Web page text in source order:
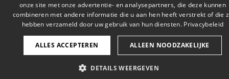
onze site met onze advertentie- en analysepartners, die deze kunnen
combineren met andere informatie die u aan hen heeft verstrekt of die
hebben verzameld door uw gebruik van hun diensten. Privacybeleid
ALLES ACCEPTEREN ALLEEN NOODZAKELIJKE
DETAILS WEERGEVEN